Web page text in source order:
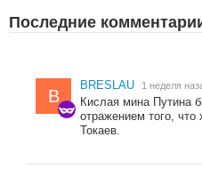
Последние
B
BRESLAU 1 неделя
Кислая мина Путина
отражением того, что
Токаев.